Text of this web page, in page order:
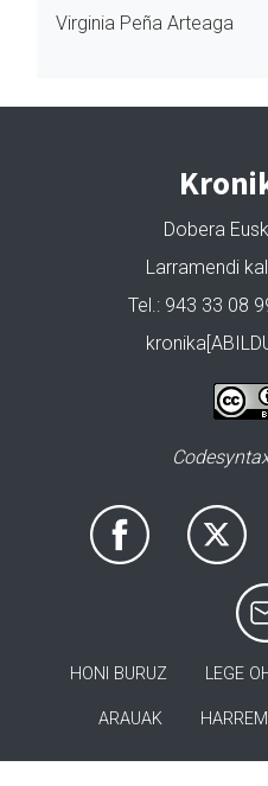
Virginia Peña Arteaga
Dobera
Larramendi
Tel.: 943 33 08
HONI BURUZ LEGE
ARAUAK